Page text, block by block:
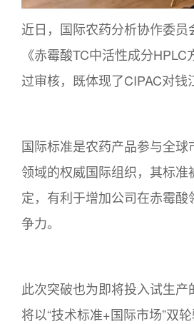
近日，国际农药分析协作委
《赤霉酸TC中活性成分
过审核，既体现了CIPAC对
国际标准是农药产品参与全球
领域的权威国际组织，其标
定，有利于增加公司在赤霉
争力。
此次突破也为即将投入试生
将以“技术标准+国际市场”双